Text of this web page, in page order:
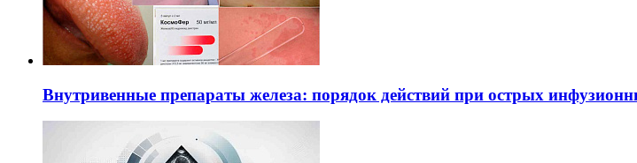
Внутривенные препараты железа: порядок действий при острых